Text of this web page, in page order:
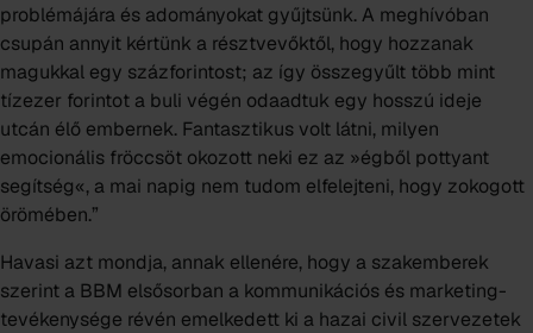
problémájára és adományokat gyűjtsünk. A meghívóban
csupán annyit kértünk a résztvevőktől, hogy hozzanak
magukkal egy százforintost; az így összegyűlt több mint
tízezer forintot a buli végén odaadtuk egy hosszú ideje
utcán élő embernek. Fantasztikus volt látni, milyen
emocionális fröccsöt okozott neki ez az »égből pottyant
segítség«, a mai napig nem tudom elfelejteni, hogy zokogott
örömében.”
Havasi azt mondja, annak ellenére, hogy a szakemberek
szerint a BBM elsősorban a kommunikációs és marketing-
tevékenysége révén emelkedett ki a hazai civil szervezetek